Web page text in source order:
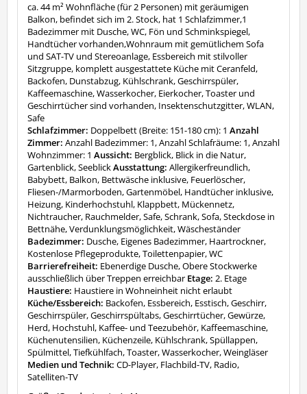
ca. 44 m² Wohnfläche (für 2 Personen) mit geräumigen
Balkon, befindet sich im 2. Stock, hat 1 Schlafzimmer,1
Badezimmer mit Dusche, WC, Fön und Schminkspiegel,
Handtücher vorhanden,Wohnraum mit gemütlichem Sofa
und SAT-TV und Stereoanlage, Essbereich mit stilvoller
Sitzgruppe, komplett ausgestattete Küche mit Ceranfeld,
Backofen, Dunstabzug, Kühlschrank, Geschirrspüler,
Kaffeemaschine, Wasserkocher, Eierkocher, Toaster und
Geschirrtücher sind vorhanden, Insektenschutzgitter, WLAN,
Safe
Schlafzimmer: Doppelbett (Breite: 151-180 cm): 1 Anzahl
Zimmer: Anzahl Badezimmer: 1, Anzahl Schlafräume: 1, Anzahl
Wohnzimmer: 1 Aussicht: Bergblick, Blick in die Natur,
Gartenblick, SeeblickAusstattung: Allergikerfreundlich,
Babybett, Balkon, Bettwäsche inklusive, Feuerlöscher,
Fliesen-/Marmorboden, Gartenmöbel, Handtücher inklusive,
Heizung, Kinderhochstuhl, Klappbett, Mückennetz,
Nichtraucher, Rauchmelder, Safe, Schrank, Sofa, Steckdose in
Bettnähe, Verdunklungsmöglichkeit, Wäscheständer
Badezimmer: Dusche, Eigenes Badezimmer, Haartrockner,
Kostenlose Pflegeprodukte, Toilettenpapier, WC
Barrierefreiheit: Ebenerdige Dusche, Obere Stockwerke
ausschließlich über Treppen erreichbar Etage: 2. Etage
Haustiere: Haustiere in Wohneinheit nicht erlaubt
Küche/Essbereich: Backofen, Essbereich, Esstisch, Geschirr,
Geschirrspüler, Geschirrspültabs, Geschirrtücher, Gewürze,
Herd, Hochstuhl, Kaffee- und Teezubehör, Kaffeemaschine,
Küchenutensilien, Küchenzeile, Kühlschrank, Spüllappen,
Spülmittel, Tiefkühlfach, Toaster, Wasserkocher, Weingläser
Medien und Technik: CD-Player, Flachbild-TV, Radio,
Satelliten-TV